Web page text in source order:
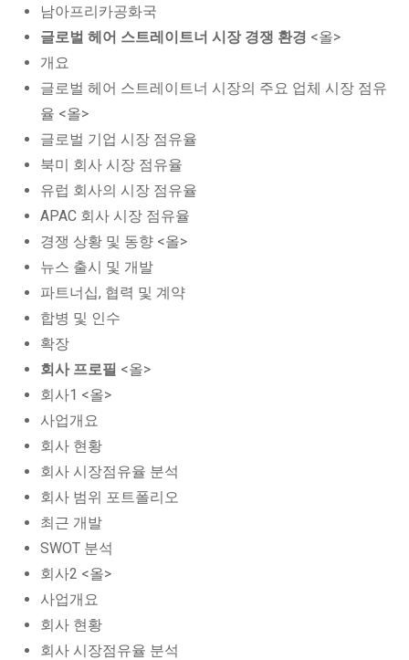
남아프리카공화국
글로벌 헤어 스트레이트너 시장 경쟁 환경 <올>
개요
글로벌 헤어 스트레이트너 시장의 주요 업체 시장 점유
율 <올>
글로벌 기업 시장 점유율
북미 회사 시장 점유율
유럽 회사의 시장 점유율
APAC 회사 시장 점유율
경쟁 상황 및 동향 <올>
뉴스 출시 및 개발
파트너십, 협력 및 계약
합병 및 인수
확장
회사 프로필 <올>
회사1 <올>
사업개요
회사 현황
회사 시장점유율 분석
회사 범위 포트폴리오
최근 개발
SWOT 분석
회사2 <올>
사업개요
회사 현황
회사 시장점유율 분석